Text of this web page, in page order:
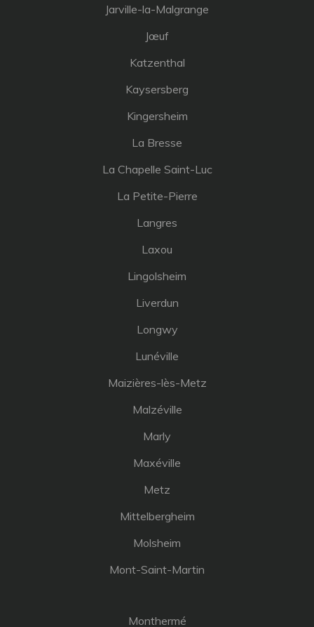
Jarville-la-Malgrange
Jœuf
Katzenthal
Kaysersberg
Kingersheim
La Bresse
La Chapelle Saint-Luc
La Petite-Pierre
Langres
Laxou
Lingolsheim
Liverdun
Longwy
Lunéville
Maizières-lès-Metz
Malzéville
Marly
Maxéville
Metz
Mittelbergheim
Molsheim
Mont-Saint-Martin
Monthermé